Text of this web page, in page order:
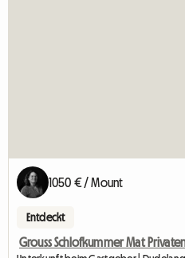
1050 € / Mount
Entdeckt
Grouss Schlofkummer Mat